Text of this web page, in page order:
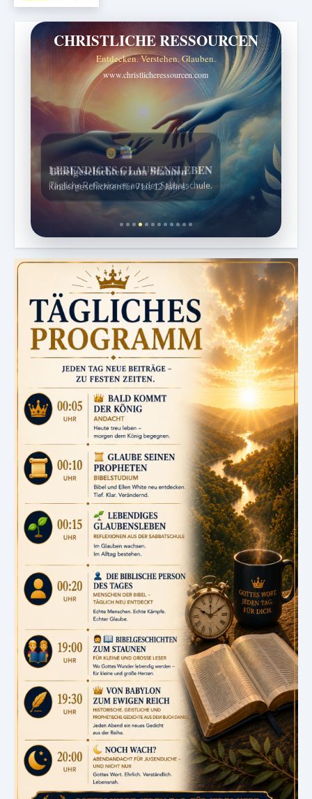
CHRISTLICHE RESSOURCEN
Entdecken. Verstehen. Glauben.
www.christlicheressourcen.com
Bibelgeschichten zum Staunen
Kindergeschichten für 7 bis 12 Jahre.